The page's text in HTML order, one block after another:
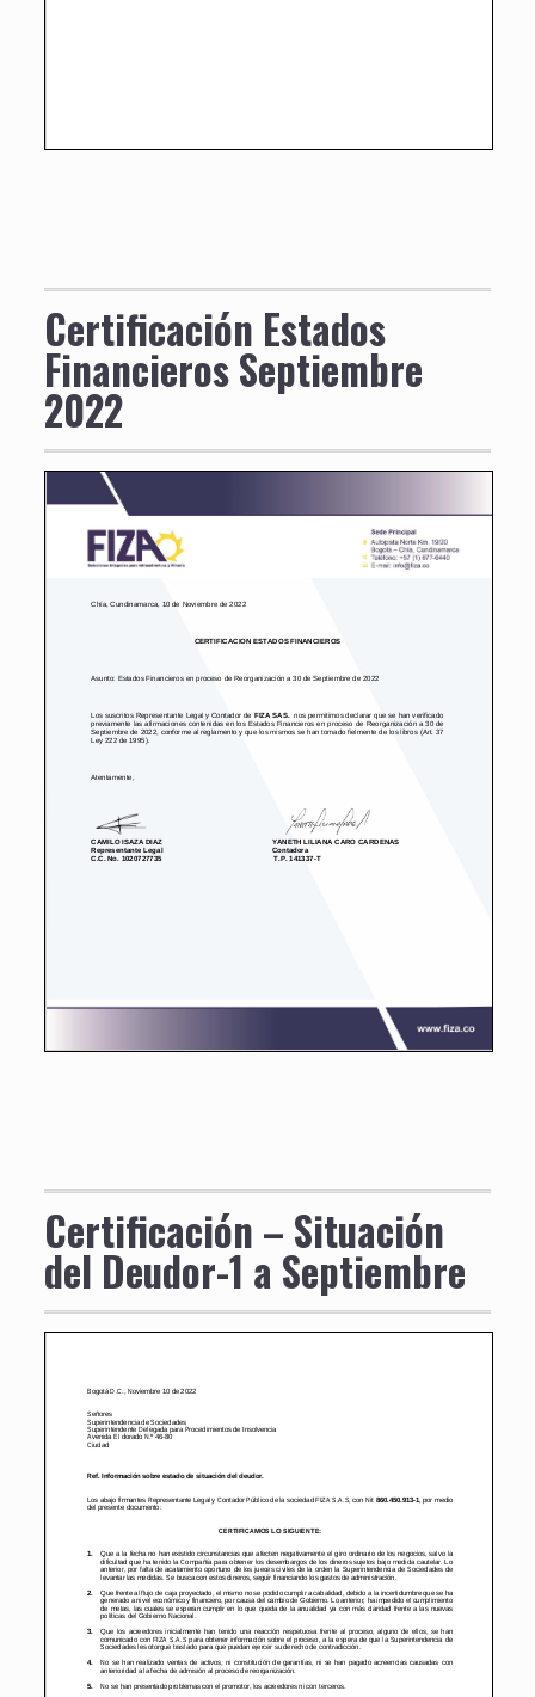
Certificación Estados
Financieros Septiembre
2022
Certificación – Situación
del Deudor-1 a Septiembre